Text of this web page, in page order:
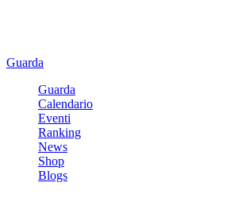
Guarda
Guarda
Calendario
Eventi
Ranking
News
Shop
Blogs